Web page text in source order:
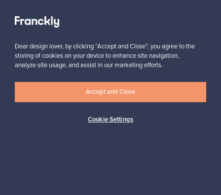
Dear design lover, by clicking “Accept and Close”, you agree to the
storing of cookies on your device to enhance site navigation,
analyze site usage, and assist in our marketing efforts.
Cookie Settings
Accept and Close